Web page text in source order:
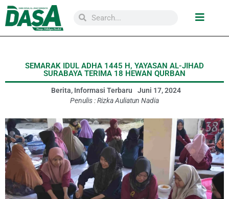
SEMARAK IDUL ADHA 1445 H, YAYASAN AL-JIHAD
SURABAYA TERIMA 18 HEWAN QURBAN
Berita, Informasi Terbaru
Juni 17, 2024
Penulis :Rizka Auliatun Nadia